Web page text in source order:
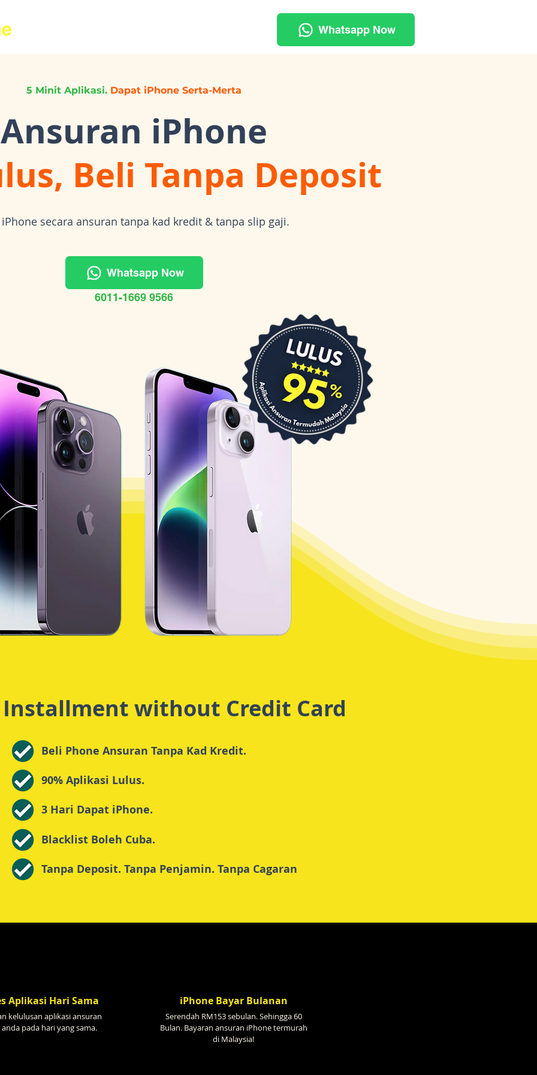
Whatsapp Now
5 Minit Aplikasi. Dapat iPhone Serta-Merta
Ansuran iPhone
Beli Tanpa Deposit
secara ansuran tanpa kad kredit & tanpa slip gaji.
Whatsapp Now
6011-1669 9566
without Credit Card
Beli Phone Ansuran Tanpa Kad Kredit.
90% Aplikasi Lulus.
3 Hari Dapat iPhone.
Blacklist Boleh Cuba.
Tanpa Deposit. Tanpa Penjamin. Tanpa Cagaran
Aplikasi Hari Sama
kelulusan aplikasi ansuran
pada hari yang sama.
iPhone Bayar Bulanan
Serendah RM153 sebulan. Sehingga 60
Bulan. Bayaran ansuran iPhone termurah
di Malaysia!